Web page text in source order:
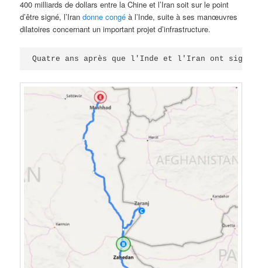
400 milliards de dollars entre la Chine et l’Iran soit sur le point
d’être signé, l’Irandonne congé à l’Inde, suite à ses manœuvres
dilatoires concernant un important projet d’infrastructure.
Quatre ans après que l'Inde et l'Iran ont signé